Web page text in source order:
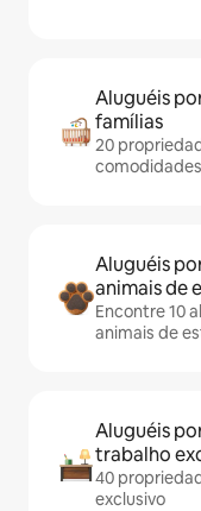
Aluguéis
famílias
20
Aluguéis
animais de
Encontre 10
animais de
Aluguéis
trabalho
40
exclusivo